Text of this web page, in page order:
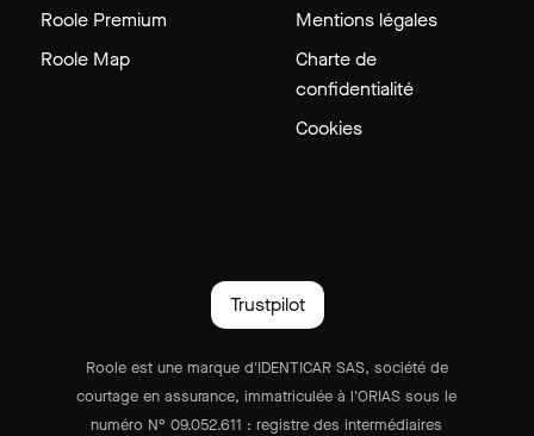
Roole Premium
Roole Map
Mentions légales
Charte de
confidentialité
Cookies
Trustpilot
Roole est une marque d'IDENTICAR SAS, société de
courtage en assurance, immatriculée à l'ORIAS sous le
numéro N° 09.052.611 : registre des intermédiaires